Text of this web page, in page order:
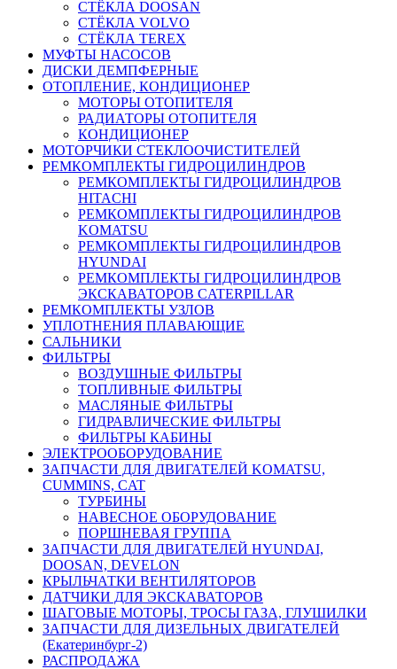
СТЁКЛА DOOSAN
СТЁКЛА VOLVO
СТЁКЛА TEREX
МУФТЫ НАСОСОВ
ДИСКИ ДЕМПФЕРНЫЕ
ОТОПЛЕНИЕ, КОНДИЦИОНЕР
МОТОРЫ ОТОПИТЕЛЯ
РАДИАТОРЫ ОТОПИТЕЛЯ
КОНДИЦИОНЕР
МОТОРЧИКИ СТЕКЛООЧИСТИТЕЛЕЙ
РЕМКОМПЛЕКТЫ ГИДРОЦИЛИНДРОВ
РЕМКОМПЛЕКТЫ ГИДРОЦИЛИНДРОВ
HITACHI
РЕМКОМПЛЕКТЫ ГИДРОЦИЛИНДРОВ
KOMATSU
РЕМКОМПЛЕКТЫ ГИДРОЦИЛИНДРОВ
HYUNDAI
РЕМКОМПЛЕКТЫ ГИДРОЦИЛИНДРОВ
ЭКСКАВАТОРОВ CATERPILLAR
РЕМКОМПЛЕКТЫ УЗЛОВ
УПЛОТНЕНИЯ ПЛАВАЮЩИЕ
САЛЬНИКИ
ФИЛЬТРЫ
ВОЗДУШНЫЕ ФИЛЬТРЫ
ТОПЛИВНЫЕ ФИЛЬТРЫ
МАСЛЯНЫЕ ФИЛЬТРЫ
ГИДРАВЛИЧЕСКИЕ ФИЛЬТРЫ
ФИЛЬТРЫ КАБИНЫ
ЭЛЕКТРООБОРУДОВАНИЕ
ЗАПЧАСТИ ДЛЯ ДВИГАТЕЛЕЙ KOMATSU,
CUMMINS, CAT
ТУРБИНЫ
НАВЕСНОЕ ОБОРУДОВАНИЕ
ПОРШНЕВАЯ ГРУППА
ЗАПЧАСТИ ДЛЯ ДВИГАТЕЛЕЙ HYUNDAI,
DOOSAN, DEVELON
КРЫЛЬЧАТКИ ВЕНТИЛЯТОРОВ
ДАТЧИКИ ДЛЯ ЭКСКАВАТОРОВ
ШАГОВЫЕ МОТОРЫ, ТРОСЫ ГАЗА, ГЛУШИЛКИ
ЗАПЧАСТИ ДЛЯ ДИЗЕЛЬНЫХ ДВИГАТЕЛЕЙ
(Екатеринбург-2)
РАСПРОДАЖА